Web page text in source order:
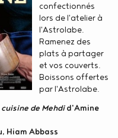
confectionnés
lors de l'atelier à
l'Astrolabe.
Ramenez des
plats à partager
et vos couverts.
Boissons offertes
par l'Astrolabe.
de Mehdid'Amine
Hiam Abbass